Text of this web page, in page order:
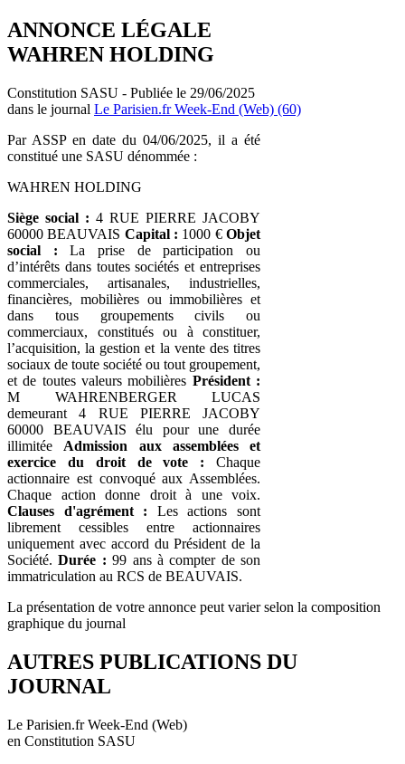
ANNONCE LÉGALE
WAHREN HOLDING
Constitution SASU - Publiée le 29/06/2025
dans le journal Le Parisien.fr Week-End (Web) (60)
Par ASSP en date du 04/06/2025, il a été
constitué une SASU dénommée :
WAHREN HOLDING
Siège social : 4 RUE PIERRE JACOBY
60000 BEAUVAIS Capital : 1000 €Objet
social : La prise de participation ou
d’intérêts dans toutes sociétés et entreprises
commerciales, artisanales, industrielles,
financières, mobilières ou immobilières et
dans tous groupements civils ou
commerciaux, constitués ou à constituer,
l’acquisition, la gestion et la vente des titres
sociaux de toute société ou tout groupement,
et de toutes valeurs mobilières Président :
M WAHRENBERGER LUCAS
demeurant 4 RUE PIERRE JACOBY
60000 BEAUVAIS élu pour une durée
illimitée Admission aux assemblées et
exercice du droit de vote : Chaque
actionnaire est convoqué aux Assemblées.
Chaque action donne droit à une voix.
Clauses d'agrément : Les actions sont
librement cessibles entre actionnaires
uniquement avec accord du Président de la
Société.Durée : 99 ans à compter de son
immatriculation au RCS de BEAUVAIS.
La présentation de votre annonce peut varier selon la composition
graphique du journal
AUTRES PUBLICATIONS DU
JOURNAL
Le Parisien.fr Week-End (Web)
en Constitution SASU